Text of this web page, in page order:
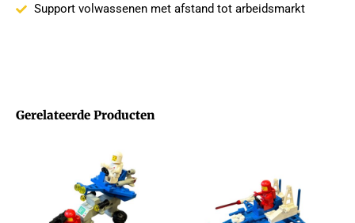
Support volwassenen met afstand tot arbeidsmarkt
Gerelateerde Producten